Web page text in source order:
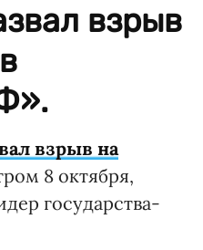
взрыв
взрыв на
8 октября,
государства-